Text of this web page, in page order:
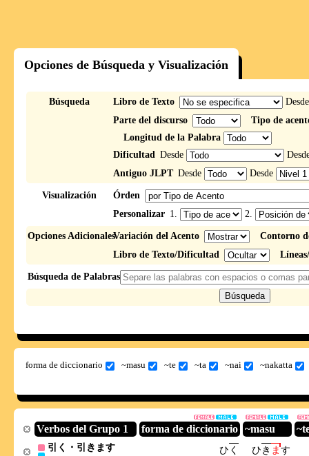
Opciones de Búsqueda y Visualización
Búsqueda Libro de Texto
Parte del discurso
Tipo de
Longitud de la Palabra
Dificultad Desde
Antiguo JLPT Desde Desde
Visualización
Órden
Personalizar 1. 2.
Opciones AdicionalesVariación del Acento
Contorno
Libro de Texto/Dificultad
Búsqueda de Palabras
forma de diccionario ~masu ~te ~ta ~nai ~nakatta
Verbos del Grupo 1 forma de diccionario ~masu
引く・引きます ひ く ひき ます